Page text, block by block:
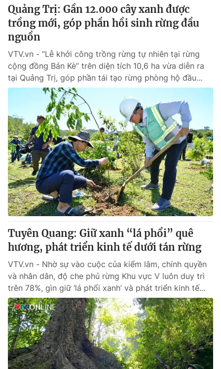
Quảng Trị: Gần 12.000 cây xanh được
trồng mới, góp phần hồi sinh rừng đầu
nguồn
VTV.vn - “Lễ khởi công trồng rừng tự nhiên tại rừng
cộng đồng Bản Kè” trên diện tích 10,6 ha vừa diễn ra
tại Quảng Trị, góp phần tái tạo rừng phòng hộ đầu...
Tuyên Quang: Giữ xanh “lá phổi” quê
hương, phát triển kinh tế dưới tán rừng
VTV.vn - Nhờ sự vào cuộc của kiểm lâm, chính quyền
và nhân dân, độ che phủ rừng Khu vực V luôn duy trì
trên 78%, gìn giữ ‘lá phổi xanh’ và phát triển kinh tế...